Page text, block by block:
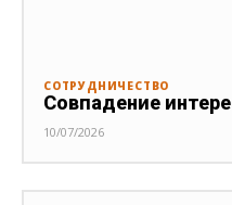
СОТРУДНИЧЕСТВО
Совпадение
10/07/2026